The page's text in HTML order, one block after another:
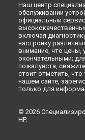
Наш центр
обслуживании
официальный
включая
настройку
внимание, что цены,
окончательными;
пожалуйста,
стоит отметить, что
нашем сайте,
только для
© 2026
HP.